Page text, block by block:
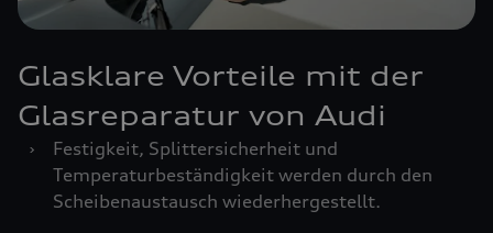
Glasklare Vorteile mit der
Glasreparatur von Audi
›
Festigkeit, Splittersicherheit und
Temperaturbeständigkeit werden durch den
Scheibenaustausch wiederhergestellt.